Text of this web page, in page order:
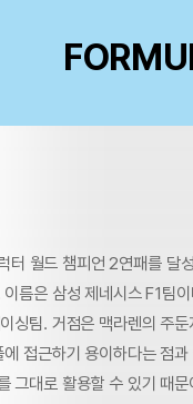
월드 챔피언 2연패를 달
름은 삼성 제네시스 F1팀
싱팀. 거점은 맥라렌의 주
접근하기 용이하다는 점
그대로 활용할 수 있기 때문